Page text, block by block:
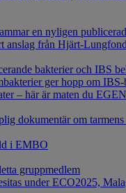
en nyligen
anslag från Hjärt-
bakterier och IBS
ger hopp om IBS-
– här är maten du
dokumentär om
i EMBO
gruppmedlem
under ECO2025,